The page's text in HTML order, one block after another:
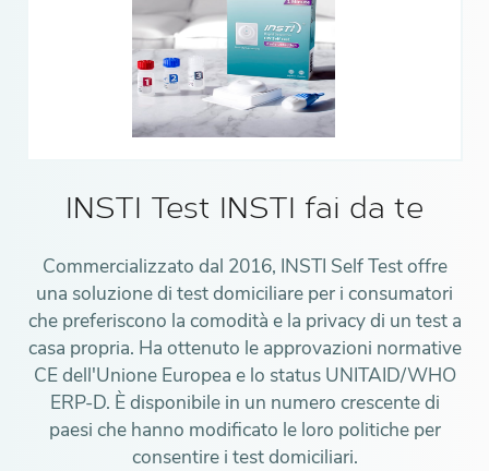
INSTI Test INSTI fai da te
Commercializzato dal 2016, INSTI Self Test offre
una soluzione di test domiciliare per i consumatori
che preferiscono la comodità e la privacy di un test a
casa propria. Ha ottenuto le approvazioni normative
CE dell'Unione Europea e lo status UNITAID/WHO
ERP-D. È disponibile in un numero crescente di
paesi che hanno modificato le loro politiche per
consentire i test domiciliari.